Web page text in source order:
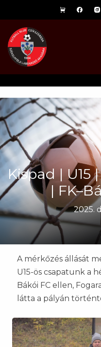
Kispad | U15
|
2025.
A mérkőzés állását
U15-ös csapatunk a
Bákói FC ellen,
látta a pályán